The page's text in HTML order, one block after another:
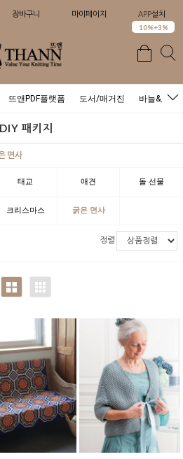
장바구니 마이페이지 APP설치
10%+3%
뜨앤PDF플랫폼 도서/매거진 바늘&도구
DIY 패키지
면사
태교 애견 돌 선물
크리스마스 굵은 면사
정렬